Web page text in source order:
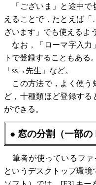
「ございま」と途中で
えることで，たとえば
ざいます」でも使えるよ
なお，「ローマ字入力
トで登録することもある
「ss→先生」など。
この方法で，よく使う
ど，十種類ほど登録する
ができる。
● 窓の分割（一部の
筆者が使っているファ
というデスクトップ環境